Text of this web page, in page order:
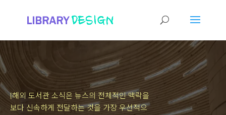
[해외 도서관 소식은 뉴스의 전체적인 맥락을
보다 신속하게 전달하는 것을 가장 우선적으